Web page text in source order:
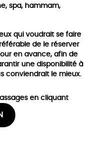
spa, hammam,
qui voudrait se faire
de le réserver
en avance, afin de
une disponibilité à
conviendrait le mieux.
en cliquant